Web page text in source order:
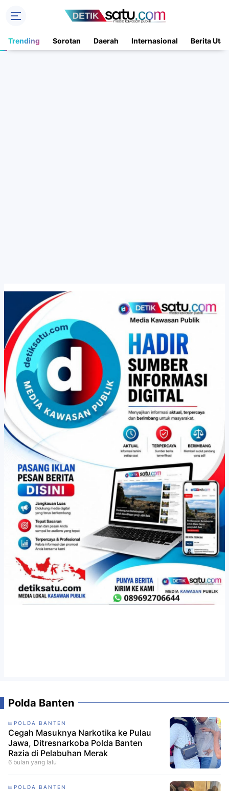
Trending Sorotan Daerah Internasional Berita
Polda Banten
POLDA BANTEN
Cegah Masuknya Narkotika ke Pulau
Jawa, Ditresnarkoba Polda Banten
Razia di Pelabuhan Merak
6 bulan yang lalu
POLDA BANTEN